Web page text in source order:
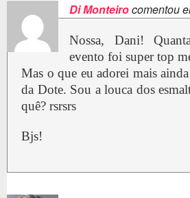
Di Monteirocomentou
Nossa, Dani!
evento foi super top
Mas o que eu adorei mais
da Dote. Sou a louca dos
quê? rsrsrs
Bjs!